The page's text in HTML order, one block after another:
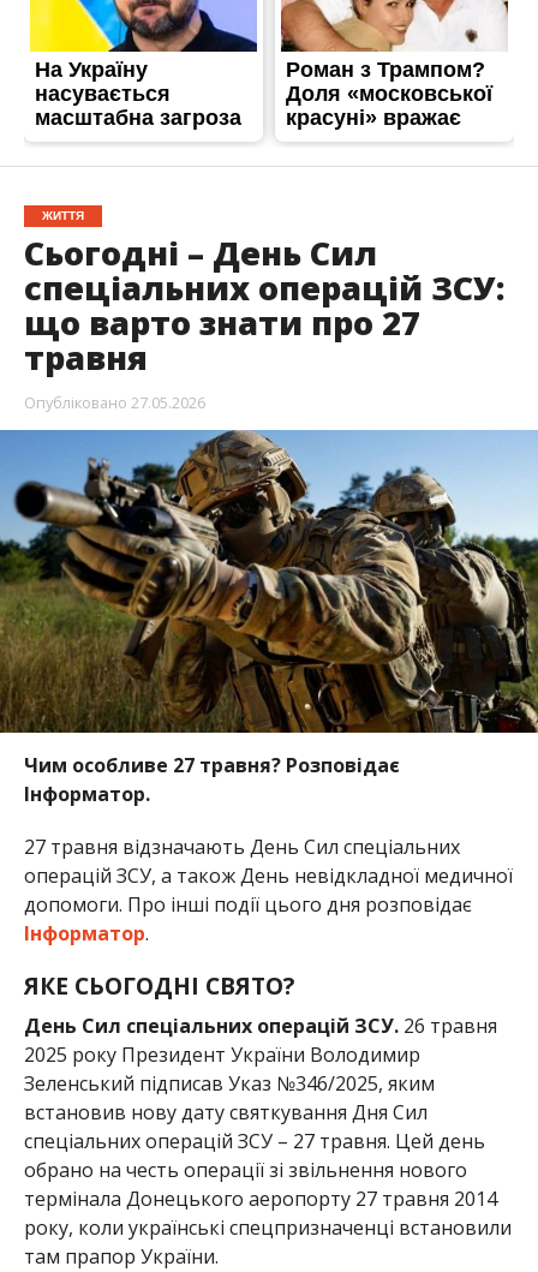
ЖИТТЯ
Сьогодні – День Сил
спеціальних операцій ЗСУ:
що варто знати про 27
травня
Опубліковано 27.05.2026
Чим особливе 27 травня? Розповідає
Інформатор.
27 травня відзначають День Сил спеціальних
операцій ЗСУ, а також День невідкладної медичної
допомоги. Про інші події цього дня розповідає
Інформатор.
ЯКЕ СЬОГОДНІ СВЯТО?
День Сил спеціальних операцій ЗСУ. 26 травня
2025 року Президент України Володимир
Зеленський підписав Указ №346/2025, яким
встановив нову дату святкування Дня Сил
спеціальних операцій ЗСУ – 27 травня. Цей день
обрано на честь операції зі звільнення нового
термінала Донецького аеропорту 27 травня 2014
року, коли українські спецпризначенці встановили
там прапор України.